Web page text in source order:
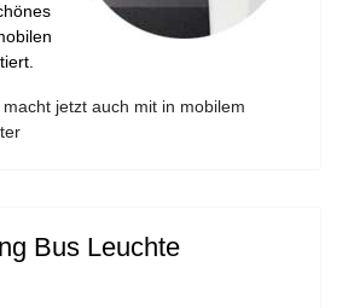
jetzt auch mit in mobilem
Bus Leuchte